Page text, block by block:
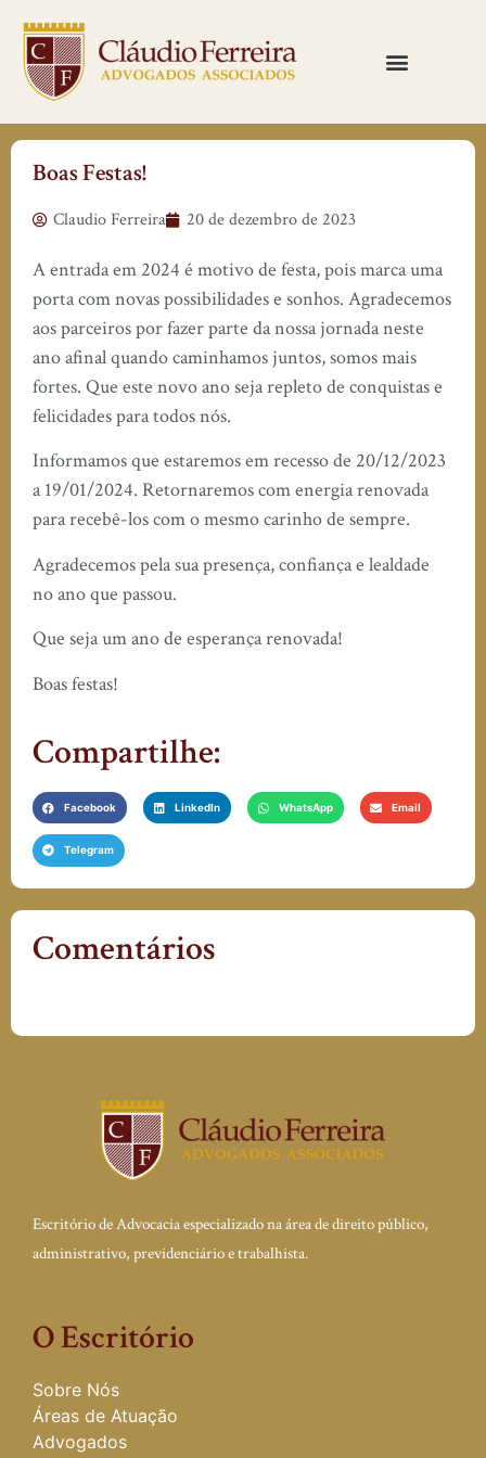
Boas Festas!
Claudio Ferreira 20 de dezembro de 2023
A entrada em 2024 é motivo de festa, pois marca uma
porta com novas possibilidades e sonhos. Agradecemos
aos parceiros por fazer parte da nossa jornada neste
ano afinal quando caminhamos juntos, somos mais
fortes. Que este novo ano seja repleto de conquistas e
felicidades para todos nós.
Informamos que estaremos em recesso de 20/12/2023
a 19/01/2024. Retornaremos com energia renovada
para recebê-los com o mesmo carinho de sempre.
Agradecemos pela sua presença, confiança e lealdade
no ano que passou.
Que seja um ano de esperança renovada!
Boas festas!
Compartilhe:
Facebook LinkedIn WhatsApp Email
Telegram
Comentários
Escritório de Advocacia especializado na área de direito público,
administrativo, previdenciário e trabalhista.
O Escritório
Sobre Nós
Áreas de Atuação
Advogados